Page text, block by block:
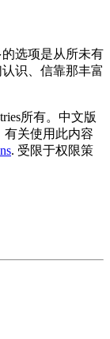
选项是从所未有
识、信靠那丰富
所有。中文版
有关使用此内容
. 受限于权限策